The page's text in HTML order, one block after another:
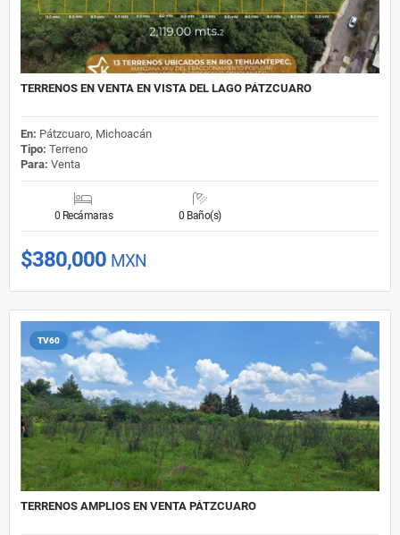
TERRENOS EN VENTA EN VISTA DEL LAGO PÁTZCUARO
En: Pátzcuaro, Michoacán
Tipo: Terreno
Para: Venta
0 Recámaras 0 Baño(s)
$380,000 MXN
TV60
TERRENOS AMPLIOS EN VENTA PÁTZCUARO